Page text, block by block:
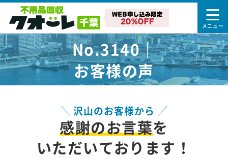
No.3140｜
お客様の声
沢山のお客様から
感謝のお言葉を
いただいております！